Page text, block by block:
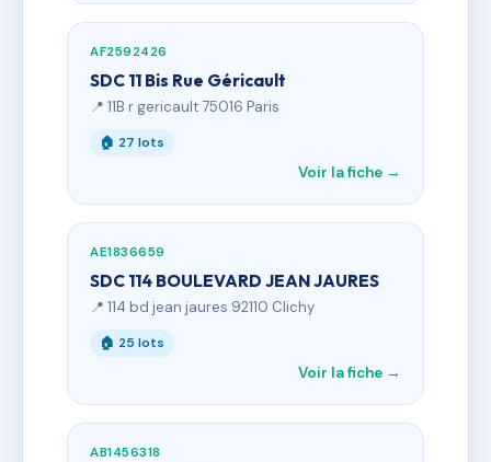
AF2592426
SDC 11 Bis Rue Géricault
📍 11B r gericault 75016 Paris
🏠 27 lots
Voir la fiche →
AE1836659
SDC 114 BOULEVARD JEAN JAURES
📍 114 bd jean jaures 92110 Clichy
🏠 25 lots
Voir la fiche →
AB1456318